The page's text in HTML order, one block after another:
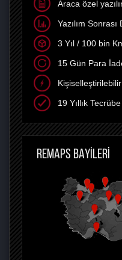
Araca özel
Yazılım Sonrası
3 Yıl / 100 bin
15 Gün Para
19 Yıllık Tecrübe
REMAPS BAYİLERİ